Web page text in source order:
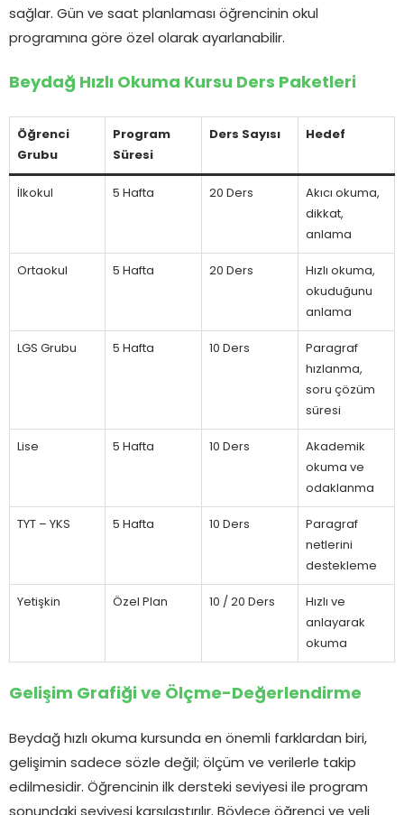
sağlar. Gün ve saat planlaması öğrencinin okul
programına göre özel olarak ayarlanabilir.
Beydağ Hızlı Okuma Kursu Ders Paketleri
Öğrenci
Grubu
Program
Süresi
Ders Sayısı Hedef
İlkokul 5 Hafta 20 Ders
Akıcı okuma,
dikkat,
anlama
Ortaokul 5 Hafta 20 Ders
Hızlı okuma,
okuduğunu
anlama
LGS Grubu 5 Hafta 10 Ders
Paragraf
hızlanma,
soru çözüm
süresi
Lise 5 Hafta 10 Ders
Akademik
okuma ve
odaklanma
TYT – YKS 5 Hafta 10 Ders
Paragraf
netlerini
destekleme
Yetişkin Özel Plan 10 / 20 Ders
Hızlı ve
anlayarak
okuma
Gelişim Grafiği ve Ölçme-Değerlendirme
Beydağ hızlı okuma kursunda en önemli farklardan biri,
gelişimin sadece sözle değil; ölçüm ve verilerle takip
edilmesidir. Öğrencinin ilk dersteki seviyesi ile program